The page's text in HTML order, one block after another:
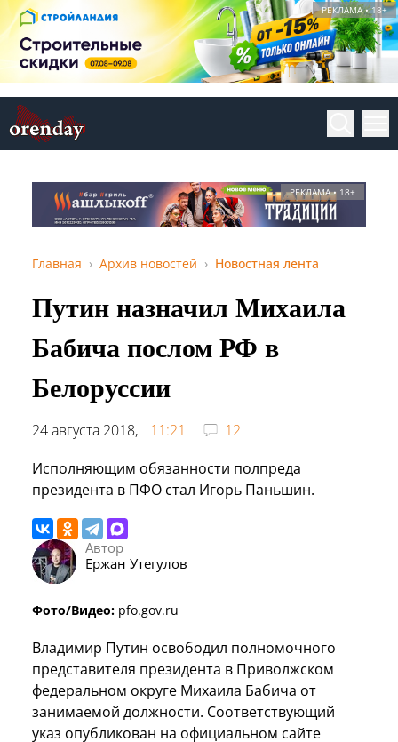
РЕКЛАМА • 18+
РЕКЛАМА • 18+
Главная Архив новостей Новостная лента
Путин назначил Михаила
Бабича послом РФ в
Белоруссии
24 августа 2018, 11:21
12
Исполняющим обязанности полпреда
президента в ПФО стал Игорь Паньшин.
Автор
Ержан Утегулов
Фото/Видео: pfo.gov.ru
Владимир Путин освободил полномочного
представителя президента в Приволжском
федеральном округе Михаила Бабича от
занимаемой должности. Соответствующий
указ опубликован на официальном сайте